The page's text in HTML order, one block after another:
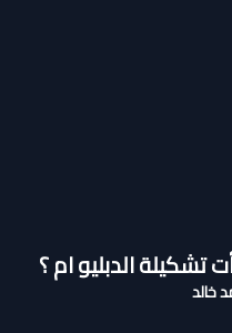
الدبليو ام ؟
خالد